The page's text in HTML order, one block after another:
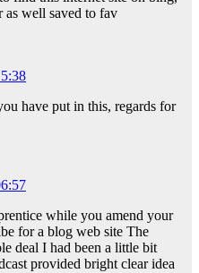
as well saved to fav
have put in this, regards for
while you amend your
for a blog web site The
deal I had been a little bit
provided bright clear idea